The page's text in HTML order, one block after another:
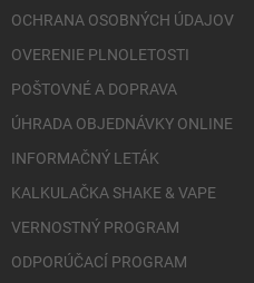
OCHRANA OSOBNÝCH ÚDAJOV
OVERENIE PLNOLETOSTI
POŠTOVNÉ A DOPRAVA
ÚHRADA OBJEDNÁVKY ONLINE
INFORMAČNÝ LETÁK
KALKULAČKA SHAKE & VAPE
VERNOSTNÝ PROGRAM
ODPORÚČACÍ PROGRAM